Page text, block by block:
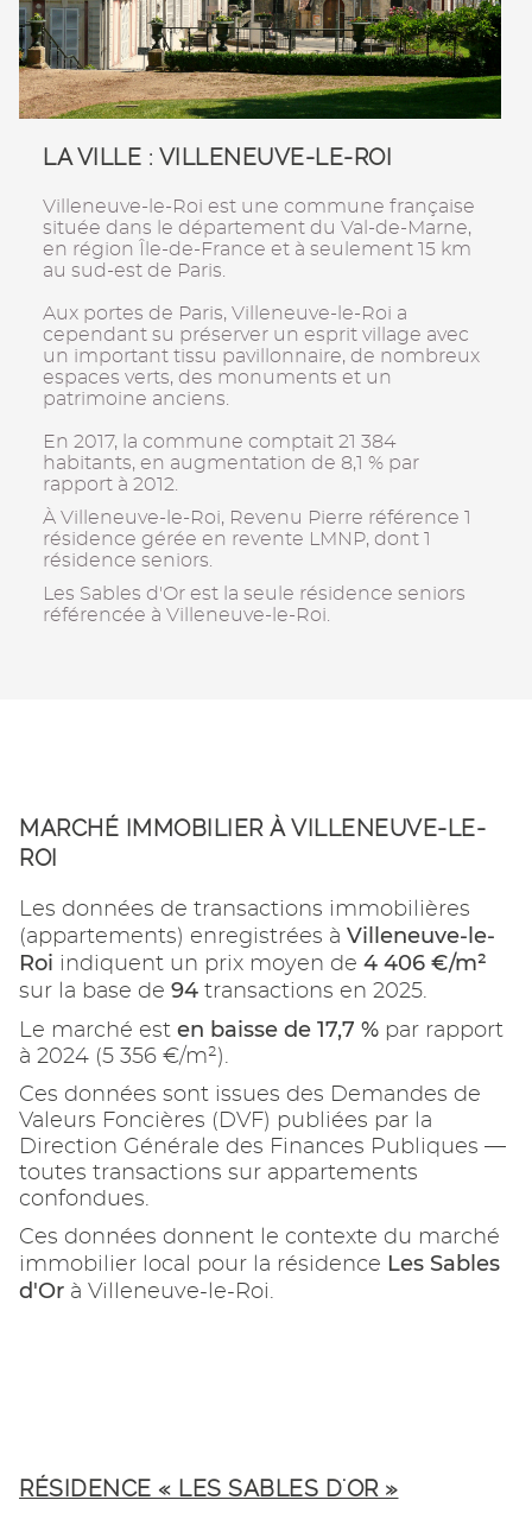
LA VILLE : VILLENEUVE-LE-ROI
Villeneuve-le-Roi est une commune française
située dans le département du Val-de-Marne,
en région Île-de-France et à seulement 15 km
au sud-est de Paris.
Aux portes de Paris, Villeneuve-le-Roi a
cependant su préserver un esprit village avec
un important tissu pavillonnaire, de nombreux
espaces verts, des monuments et un
patrimoine anciens.
En 2017, la commune comptait 21 384
habitants, en augmentation de 8,1 % par
rapport à 2012.
À Villeneuve-le-Roi, Revenu Pierre référence 1
résidence gérée en revente LMNP, dont 1
résidence seniors.
Les Sables d'Or est la seule résidence seniors
référencée à Villeneuve-le-Roi.
MARCHÉ IMMOBILIER À VILLENEUVE-LE-
ROI
Les données de transactions immobilières
(appartements) enregistrées à Villeneuve-le-
Roi indiquent un prix moyen de 4 406 €/m²
sur la base de 94 transactions en 2025.
Le marché est en baisse de 17,7 % par rapport
à 2024 (5 356 €/m²).
Ces données sont issues des Demandes de
Valeurs Foncières (DVF) publiées par la
Direction Générale des Finances Publiques —
toutes transactions sur appartements
confondues.
Ces données donnent le contexte du marché
immobilier local pour la résidence Les Sables
d'Or à Villeneuve-le-Roi.
RÉSIDENCE « LES SABLES D'OR »